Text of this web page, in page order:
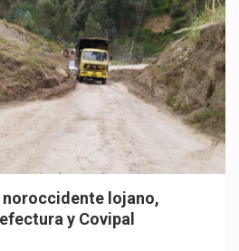
lojano,
y Covipal